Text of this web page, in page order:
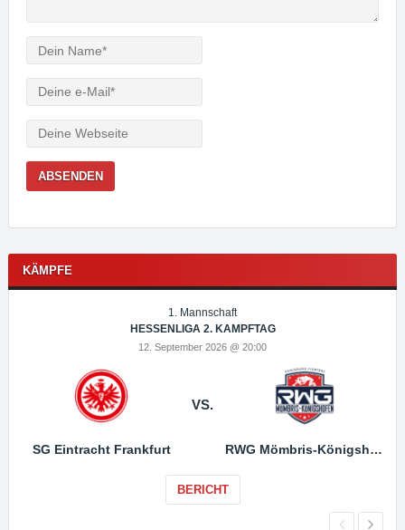
Verfasser
Mail
Webseite
KÄMPFE
1. Mannschaft
HESSENLIGA 2. KAMPFTAG
12. September 2026 @ 20:00
SG Eintracht Frankfurt
VS.
RWG Mömbris-Königshofen
BERICHT